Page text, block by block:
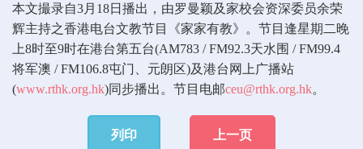
本文撮录自3月18日播出，由罗曼颖及家校会资深委员余荣
辉主持之香港电台文教节目《家家有教》。节目逢星期二晚
上8时至9时在港台第五台(AM783 / FM92.3天水围 / FM99.4
将军澳 / FM106.8屯门、元朗区)及港台网上广播站
(www.rthk.org.hk)同步播出。节目电邮ceu@rthk.org.hk。
列印 上一页